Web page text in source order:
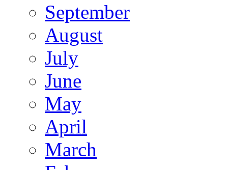
September
August
July
June
May
April
March